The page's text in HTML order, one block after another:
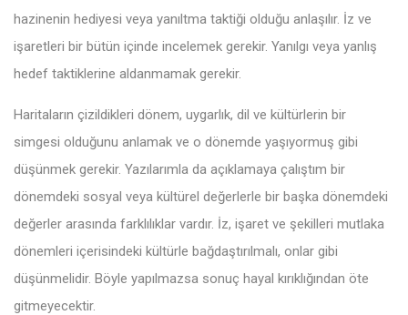
hazinenin hediyesi veya yanıltma taktiği olduğu anlaşılır. İz ve
işaretleri bir bütün içinde incelemek gerekir. Yanılgı veya yanlış
hedef taktiklerine aldanmamak gerekir.
Haritaların çizildikleri dönem, uygarlık, dil ve kültürlerin bir
simgesi olduğunu anlamak ve o dönemde yaşıyormuş gibi
düşünmek gerekir. Yazılarımla da açıklamaya çalıştım bir
dönemdeki sosyal veya kültürel değerlerle bir başka dönemdeki
değerler arasında farklılıklar vardır. İz, işaret ve şekilleri mutlaka
dönemleri içerisindeki kültürle bağdaştırılmalı, onlar gibi
düşünmelidir. Böyle yapılmazsa sonuç hayal kırıklığından öte
gitmeyecektir.